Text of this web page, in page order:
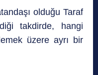
olduğu Taraf
takdirde, hangi
üzere ayrı bir